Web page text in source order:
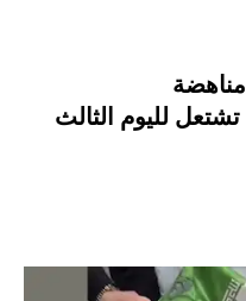
تشتعل لليوم الثالث